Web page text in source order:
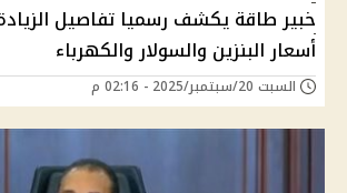
خبير طاقة يكشف رسميا تفاصيل
أسعار البنزين والسولار والكهرباء
السبت 20/سبتمبر/2025 - 02:16 م